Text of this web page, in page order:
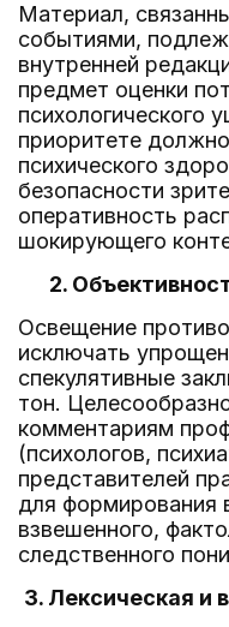
Материал,
событиями,
внутренней
предмет оценки
психологического
приоритете
психического
безопасности
оперативность
шокирующего
2.
Освещение
исключать
спекулятивные
тон.
комментариям
(психологов,
представителей
для формирования
взвешенного,
следственного
3. Лексическая и